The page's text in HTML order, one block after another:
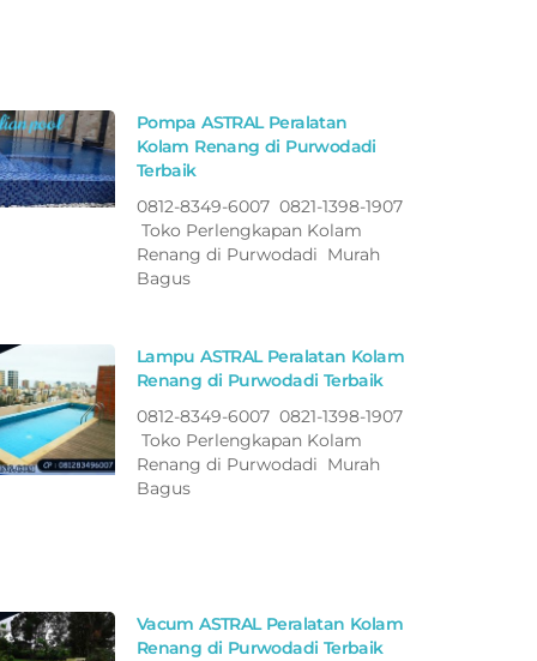
Pompa ASTRAL Peralatan
Kolam Renang di Purwodadi
Terbaik
0812-8349-6007 0821-1398-1907
Toko Perlengkapan Kolam
Renang di Purwodadi Murah
Bagus
Lampu ASTRAL Peralatan Kolam
Renang di Purwodadi Terbaik
0812-8349-6007 0821-1398-1907
Toko Perlengkapan Kolam
Renang di Purwodadi Murah
Bagus
Vacum ASTRAL Peralatan Kolam
Renang di Purwodadi Terbaik